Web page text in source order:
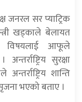
जनरल सर प्याट्रिक
खड्काले बेलायत
विषयलाई आफूले
सुरक्षा
शान्ति
भएको बताए ।